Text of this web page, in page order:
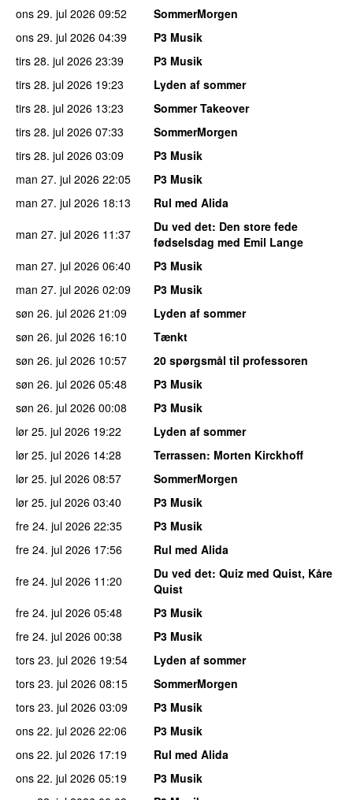
ons 29. jul 2026 09:52
SommerMorgen
ons 29. jul 2026 04:39
P3 Musik
tirs 28. jul 2026 23:39
P3 Musik
tirs 28. jul 2026 19:23
Lyden af sommer
tirs 28. jul 2026 13:23
Sommer Takeover
tirs 28. jul 2026 07:33
SommerMorgen
tirs 28. jul 2026 03:09
P3 Musik
man 27. jul 2026 22:05
P3 Musik
man 27. jul 2026 18:13
Rul med Alida
man 27. jul 2026 11:37 Du ved det: Den store fede
fødselsdag med Emil Lange
man 27. jul 2026 06:40
P3 Musik
man 27. jul 2026 02:09
P3 Musik
søn 26. jul 2026 21:09
Lyden af sommer
søn 26. jul 2026 16:10
Tænkt
søn 26. jul 2026 10:57
20 spørgsmål til professoren
søn 26. jul 2026 05:48
P3 Musik
søn 26. jul 2026 00:08
P3 Musik
lør 25. jul 2026 19:22
Lyden af sommer
lør 25. jul 2026 14:28 Terrassen: Morten Kirckhoff
lør 25. jul 2026 08:57
SommerMorgen
lør 25. jul 2026 03:40
P3 Musik
fre 24. jul 2026 22:35
P3 Musik
fre 24. jul 2026 17:56
Rul med Alida
fre 24. jul 2026 11:20 Du ved det: Quiz med Quist, Kåre
Quist
fre 24. jul 2026 05:48
P3 Musik
fre 24. jul 2026 00:38
P3 Musik
tors 23. jul 2026 19:54
Lyden af sommer
tors 23. jul 2026 08:15
SommerMorgen
tors 23. jul 2026 03:09
P3 Musik
ons 22. jul 2026 22:06
P3 Musik
ons 22. jul 2026 17:19
Rul med Alida
ons 22. jul 2026 05:19
P3 Musik